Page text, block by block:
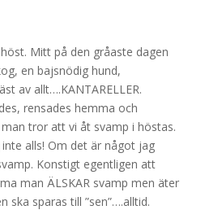
Mitt på den gråaste dagen
en bajsnödig hund,
av allt….KANTARELLER.
rensades hemma och
tror att vi åt svamp i höstas.
alls! Om det är något jag
Konstigt egentligen att
man ÄLSKAR svamp men äter
ska sparas till ”sen”….alltid.